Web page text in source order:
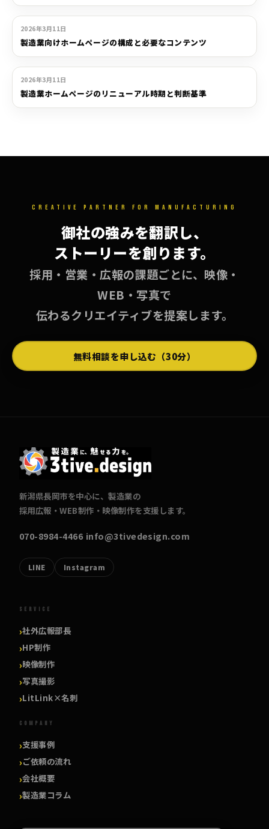
HP制作
2026年3月11日
製造業向けホームページの構成と必要なコンテンツ
HP制作
2026年3月11日
製造業ホームページのリニューアル時期と判断基準
CREATIVE PARTNER FOR MANUFACTURING
御社の強みを翻訳し、
ストーリーを創ります。
採用・営業・広報の課題ごとに、映像・
WEB・写真で
伝わるクリエイティブを提案します。
無料相談を申し込む（30分）
新潟県長岡市を中心に、製造業の
採用広報・WEB制作・映像制作を支援します。
070-8984-4466 info@3tivedesign.com
LINE Instagram
SERVICE
社外広報部長
HP制作
映像制作
写真撮影
LitLink×名刺
COMPANY
支援事例
ご依頼の流れ
会社概要
製造業コラム